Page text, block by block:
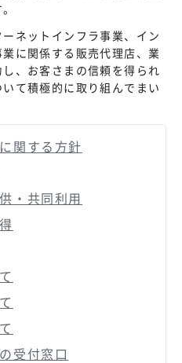
ネットインフラ事業、イン
に関係する販売代理店、業
、お客さまの信頼を得られ
て積極的に取り組んでまい
関する方針
・共同利用
受付窓口